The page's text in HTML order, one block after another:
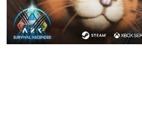
なんでゲームは面
ゲーム開発者・
具体的な形から解き明
です。